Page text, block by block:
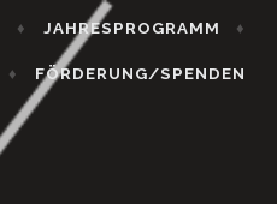
JAHRESPROGRAMM
FÖRDERUNG/SPENDEN